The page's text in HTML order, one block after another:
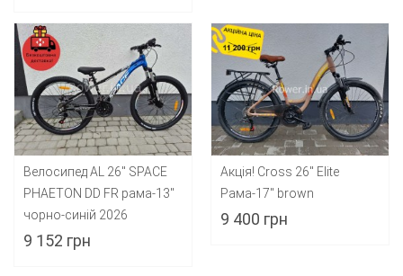
Велосипед AL 26" SPACE
PHAETON DD FR рама-13"
чорно-синій 2026
9 152 грн
Акція! Cross 26" Elite
Рама-17" brown
9 400 грн